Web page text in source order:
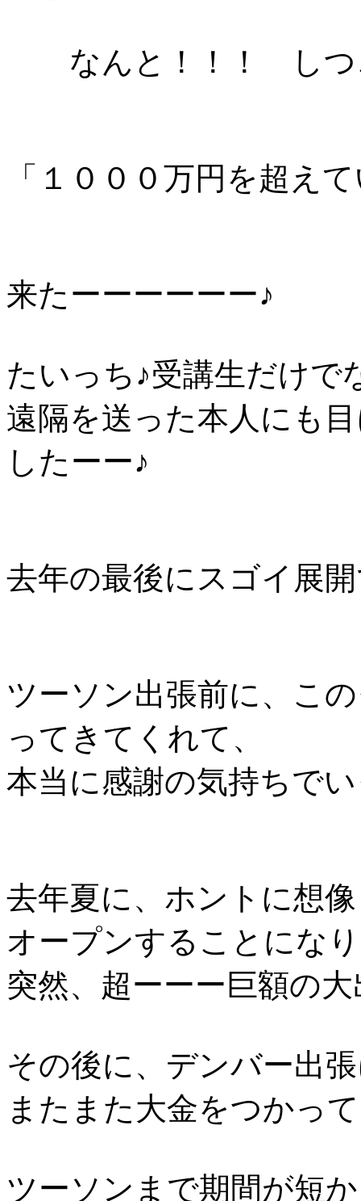
なんと！！！ しつ
「１０００万円を超え
来たーーーーーー♪
たいっち♪受講生だけで
遠隔を送った本人にも
したーー♪
去年の最後にスゴイ展
ツーソン出張前に、こ
ってきてくれて、
本当に感謝の気持ちで
去年夏に、ホントに想
オープンすることにな
突然、超ーーー巨額の
その後に、デンバー出
またまた大金をつかっ
ツーソンまで期間が短